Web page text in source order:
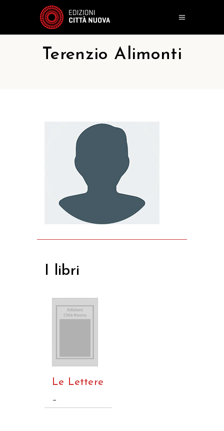
Terenzio Alimonti
I libri
Le Lettere
–